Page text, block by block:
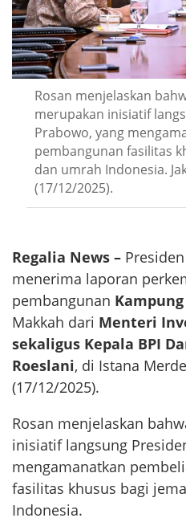
Rosan menjelaskan
merupakan inisiatif
Prabowo, yang
pembangunan fasilitas
dan umrah Indonesia.
(17/12/2025).
Regalia News – Presiden
menerima laporan
pembangunan
Makkah dari Menteri
sekaligus Kepala BPI
Roeslani, di Istana
(17/12/2025).
Rosan menjelaskan
inisiatif langsung
mengamanatkan
fasilitas khusus bagi
Indonesia.